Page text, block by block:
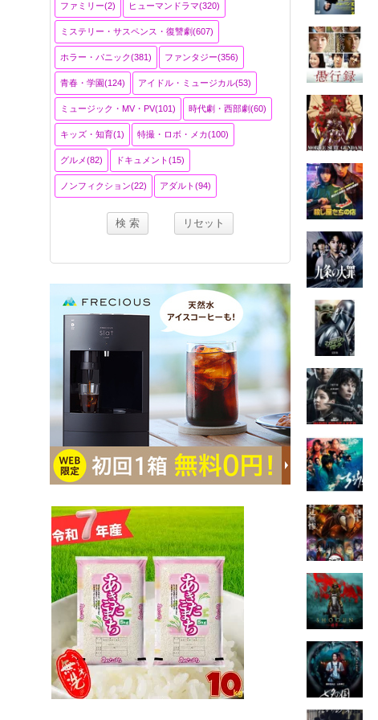
ファミリー(2) ヒューマンドラマ(320)
ミステリー・サスペンス・復讐劇(607)
ホラー・パニック(381) ファンタジー(356)
青春・学園(124) アイドル・ミュージカル(53)
ミュージック・MV・PV(101) 時代劇・西部劇(60)
キッズ・知育(1) 特撮・ロボ・メカ(100)
グルメ(82) ドキュメント(15)
ノンフィクション(22) アダルト(94)